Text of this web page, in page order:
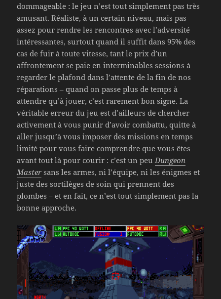
dommageable : le jeu n’est tout simplement pas très
amusant. Réaliste, à un certain niveau, mais pas
assez pour rendre les rencontres avec l’adversité
intéressantes, surtout quand il suffit dans 95% des
cas de fuir à toute vitesse, tant le prix d’un
affrontement se paie en interminables sessions à
regarder le plafond dans l’attente de la fin de nos
réparations – quand on passe plus de temps à
attendre qu’à jouer, c’est rarement bon signe. La
véritable erreur du jeu est d’ailleurs de chercher
activement à vous punir d’avoir combattu, quitte à
aller jusqu’à vous imposer des missions en temps
limité pour vous faire comprendre que vous êtes
avant tout là pour courir : c’est un peuDungeon
Master sans les armes, ni l’équipe, ni les énigmes et
juste des sortilèges de soin qui prennent des
plombes – et en fait, ce n’est tout simplement pas la
bonne approche.